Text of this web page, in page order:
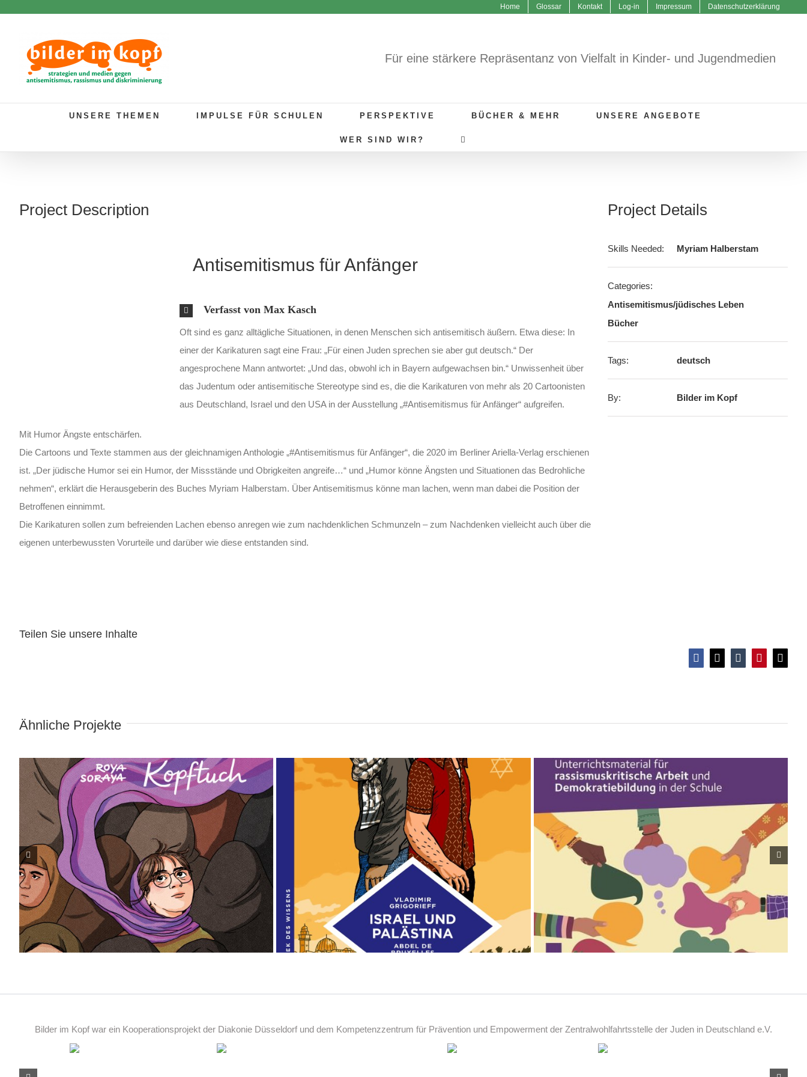
Home Glossar Kontakt Log-in Impressum Datenschutzerklärung
Für eine stärkere Repräsentanz von Vielfalt in Kinder- und Jugendmedien
UNSERE THEMEN IMPULSE FÜR SCHULEN PERSPEKTIVE BÜCHER & MEHR UNSERE ANGEBOTE
WER SIND WIR?
Project Description
Antisemitismus für Anfänger
Verfasst von Max Kasch
Oft sind es ganz alltägliche Situationen, in denen Menschen sich antisemitisch äußern. Etwa diese: In
einer der Karikaturen sagt eine Frau: „Für einen Juden sprechen sie aber gut deutsch.“ Der
angesprochene Mann antwortet: „Und das, obwohl ich in Bayern aufgewachsen bin.“ Unwissenheit über
das Judentum oder antisemitische Stereotype sind es, die die Karikaturen von mehr als 20 Cartoonisten
aus Deutschland, Israel und den USA in der Ausstellung „#Antisemitismus für Anfänger“ aufgreifen.
Mit Humor Ängste entschärfen.
Die Cartoons und Texte stammen aus der gleichnamigen Anthologie „#Antisemitismus für Anfänger“, die 2020 im Berliner Ariella-Verlag erschienen
ist. „Der jüdische Humor sei ein Humor, der Missstände und Obrigkeiten angreife…“ und „Humor könne Ängsten und Situationen das Bedrohliche
nehmen“, erklärt die Herausgeberin des Buches Myriam Halberstam. Über Antisemitismus könne man lachen, wenn man dabei die Position der
Betroffenen einnimmt.
Die Karikaturen sollen zum befreienden Lachen ebenso anregen wie zum nachdenklichen Schmunzeln – zum Nachdenken vielleicht auch über die
eigenen unterbewussten Vorurteile und darüber wie diese entstanden sind.
Project Details
Skills Needed: Myriam Halberstam
Categories:
Antisemitismus/jüdisches Leben
Bücher
Tags: deutsch
By: Bilder im Kopf
Teilen Sie unsere Inhalte
Facebook
X TumblrPinterest
E-
Ähnliche Projekte
Anti-Rassismus für Schüler*innen
Bilder im Kopf war ein Kooperationsprojekt der Diakonie Düsseldorf und dem Kompetenzzentrum für Prävention und Empowerment der Zentralwohlfahrtsstelle der Juden in Deutschland e.V.